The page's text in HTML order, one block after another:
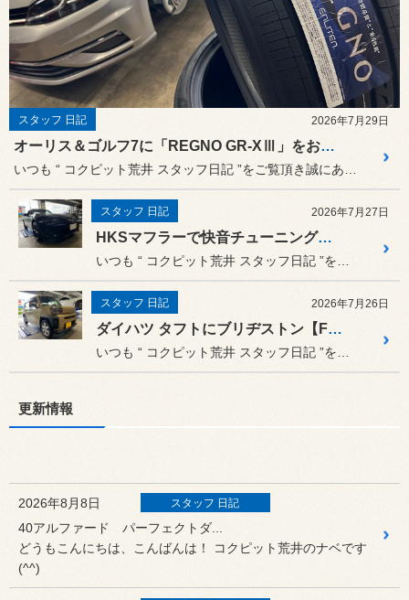
スタッフ 日記 2026年7月29日
オーリス＆ゴルフ7に「REGNO GR-XⅢ」をお取付け！優れた静粛性と走りをその手に (๑•̀ㅂ•́)و✧ タイヤ交換は “本業はタイヤ屋さん” のコクピット荒井にお任せ下さい！
スタッフ 日記 2026年7月27日
HKSマフラーで快音チューニング！ ロードスター ND5REに “ HKS LEGAMAX SPORTS ” で毎日のドライブも楽しくなりますね(・ω<) /
スタッフ 日記 2026年7月26日
ダイハツ タフトにブリヂストン【FINESSA HB01】をお取り付け！ タイヤ交換は “本業はタイヤ屋さん” のコクピット荒井にお任せ下さい！
更新情報
2026年8月8日 スタッフ 日記
40アルファード パーフェクトダ...
どうもこんにちは、こんばんは！ コクピット荒井のナベです
(^^)